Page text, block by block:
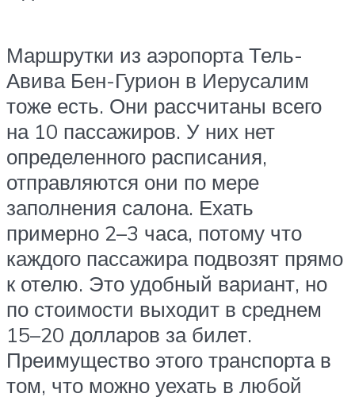
Маршрутки из аэропорта Тель-
Авива Бен-Гурион в Иерусалим
тоже есть. Они рассчитаны всего
на 10 пассажиров. У них нет
определенного расписания,
отправляются они по мере
заполнения салона. Ехать
примерно 2–3 часа, потому что
каждого пассажира подвозят прямо
к отелю. Это удобный вариант, но
по стоимости выходит в среднем
15–20 долларов за билет.
Преимущество этого транспорта в
том, что можно уехать в любой